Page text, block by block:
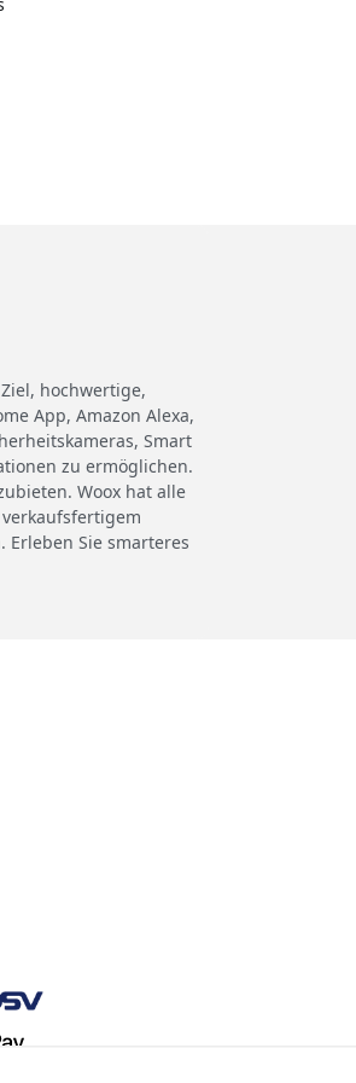
hochwertige,
App, Amazon Alexa,
Smart
zu ermöglichen.
Woox hat alle
Sie smarteres